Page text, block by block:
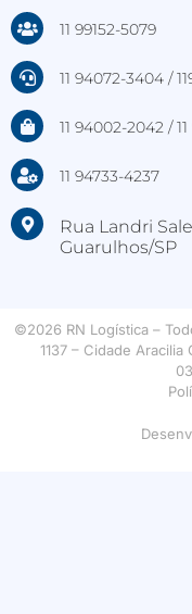
11 99152-5079
11 94072-3404 /
11 94002-2042 /
11 94733-4237
Rua Landri
Guarulhos/SP
©2026 RN Logística –
1137 – Cidade